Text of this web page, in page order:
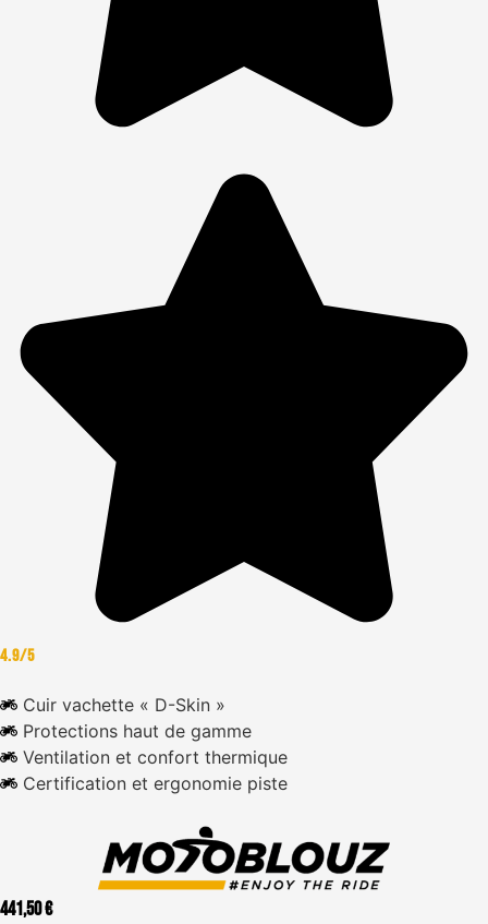
4.9/5
Cuir vachette « D-Skin »
Protections haut de gamme
Ventilation et confort thermique
Certification et ergonomie piste
441,50 €